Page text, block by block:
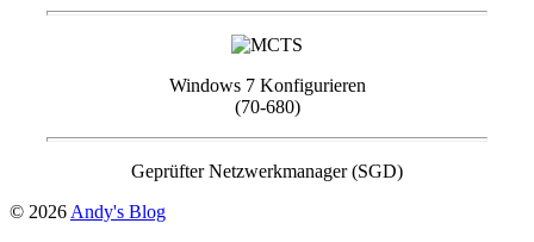
Windows 7 Konfigurieren
(70-680)
Geprüfter Netzwerkmanager (SGD)
© 2026 Andy's Blog